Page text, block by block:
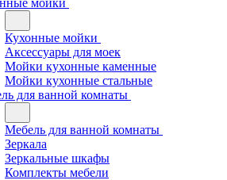
мойки
Кухонные мойки
Аксессуары для моек
Мойки кухонные каменные
Мойки кухонные стальные
для ванной комнаты
Мебель для ванной комнаты
Зеркала
Зеркальные шкафы
Комплекты мебели